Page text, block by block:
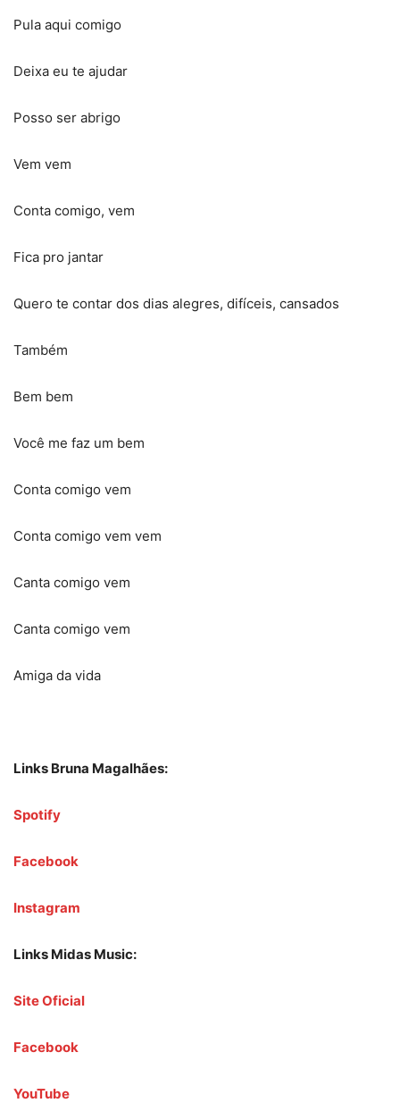
Pula aqui comigo
Deixa eu te ajudar
Posso ser abrigo
Vem vem
Conta comigo, vem
Fica pro jantar
Quero te contar dos dias alegres, difíceis, cansados
Também
Bem bem
Você me faz um bem
Conta comigo vem
Conta comigo vem vem
Canta comigo vem
Canta comigo vem
Amiga da vida
Links Bruna Magalhães:
Spotify
Facebook
Instagram
Links Midas Music:
Site Oficial
Facebook
YouTube